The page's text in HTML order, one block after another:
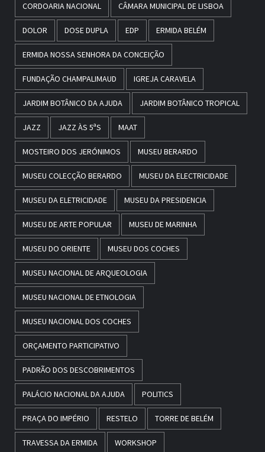
CORDOARIA NACIONAL CÂMARA MUNICIPAL DE LISBOA
DOLOR DOSE DUPLA EDP ERMIDA BELÉM
ERMIDA NOSSA SENHORA DA CONCEIÇÃO
FUNDAÇÃO CHAMPALIMAUD IGREJA CARAVELA
JARDIM BOTÂNICO DA AJUDA JARDIM BOTÂNICO TROPICAL
JAZZ JAZZ ÀS 5ªS MAAT
MOSTEIRO DOS JERÓNIMOS MUSEU BERARDO
MUSEU COLECÇÃO BERARDO MUSEU DA ELECTRICIDADE
MUSEU DA ELETRICIDADE MUSEU DA PRESIDENCIA
MUSEU DE ARTE POPULAR MUSEU DE MARINHA
MUSEU DO ORIENTE MUSEU DOS COCHES
MUSEU NACIONAL DE ARQUEOLOGIA
MUSEU NACIONAL DE ETNOLOGIA
MUSEU NACIONAL DOS COCHES
ORÇAMENTO PARTICIPATIVO
PADRÃO DOS DESCOBRIMENTOS
PALÁCIO NACIONAL DA AJUDA POLITICS
PRAÇA DO IMPÉRIO RESTELO TORRE DE BELÉM
TRAVESSA DA ERMIDA WORKSHOP